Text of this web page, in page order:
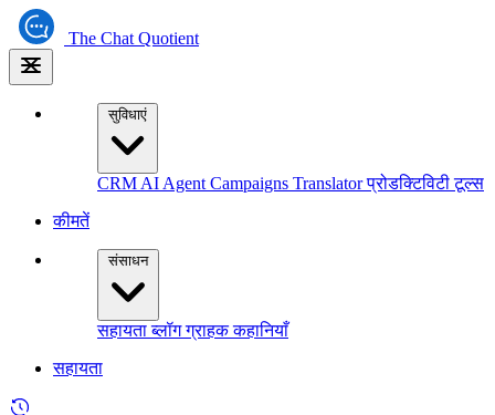
The Chat Quotient
सुविधाएं
CRM AI Agent Campaigns Translatorप्रोडक्टिविटी टूल्स
कीमतें
संसाधन
सहायताब्लॉगग्राहक कहानियाँ
सहायता